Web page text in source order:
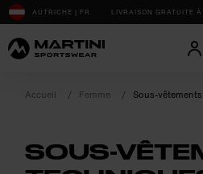
sr.Table Of Content
AUTRICHE | FR LIVRAISON GRATUITE
Accueil Femme Sous-
SOUS-